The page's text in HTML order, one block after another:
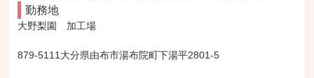
勤務地
大野梨園　加工場
879-5111大分県由布市湯布院町下湯平2801-5